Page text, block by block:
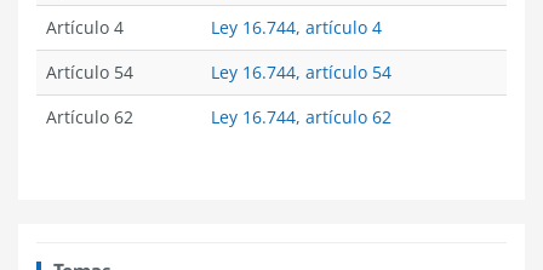
Artículo 4
Ley 16.744, artículo 4
Artículo 54
Ley 16.744, artículo 54
Artículo 62
Ley 16.744, artículo 62